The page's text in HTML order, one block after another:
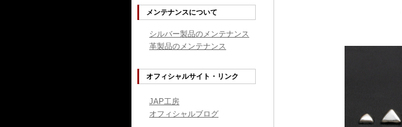
メンテナンスについて
シルバー製品のメンテナンス
革製品のメンテナンス
オフィシャルサイト・リンク
JAP工房
オフィシャルブログ